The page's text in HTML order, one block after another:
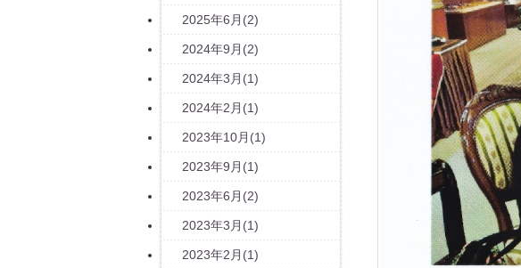
2025年6月(2)
2024年9月(2)
2024年3月(1)
2024年2月(1)
2023年10月(1)
2023年9月(1)
2023年6月(2)
2023年3月(1)
2023年2月(1)